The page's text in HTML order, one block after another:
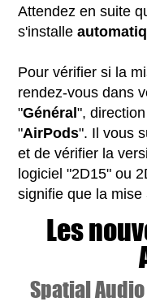
Attendez en suite
s'installe
Pour vérifier si la
rendez-vous dans
"Général",
"AirPods". Il vous
et de vérifier la
logiciel "2D15" ou
signifie que la
Les
Spatial